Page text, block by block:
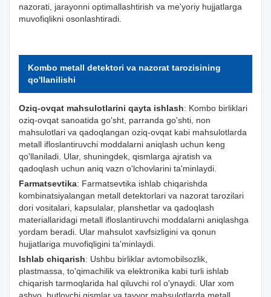
nazorati, jarayonni optimallashtirish va me'yoriy hujjatlarga
muvofiqlikni osonlashtiradi.
Kombo metall detektori va nazorat tarozisining
qo'llanilishi
Oziq-ovqat mahsulotlarini qayta ishlash: Kombo birliklari
oziq-ovqat sanoatida go'sht, parranda go'shti, non
mahsulotlari va qadoqlangan oziq-ovqat kabi mahsulotlarda
metall ifloslantiruvchi moddalarni aniqlash uchun keng
qo'llaniladi. Ular, shuningdek, qismlarga ajratish va
qadoqlash uchun aniq vazn o'lchovlarini ta'minlaydi.
Farmatsevtika: Farmatsevtika ishlab chiqarishda
kombinatsiyalangan metall detektorlari va nazorat tarozilari
dori vositalari, kapsulalar, planshetlar va qadoqlash
materiallaridagi metall ifloslantiruvchi moddalarni aniqlashga
yordam beradi. Ular mahsulot xavfsizligini va qonun
hujjatlariga muvofiqligini ta'minlaydi.
Ishlab chiqarish: Ushbu birliklar avtomobilsozlik,
plastmassa, to'qimachilik va elektronika kabi turli ishlab
chiqarish tarmoqlarida hal qiluvchi rol o'ynaydi. Ular xom